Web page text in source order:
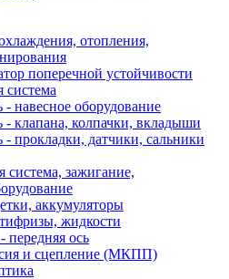
отопления,
поперечной устойчивости
система
- навесное оборудование
- клапана, колпачки, вкладыши
- прокладки, датчики, сальники
система, зажигание,
аккумуляторы
жидкости
передняя ось
и сцепление (МКПП)